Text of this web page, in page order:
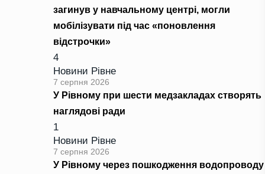
загинув у навчальному центрі, могли
мобілізувати під час «поновлення
відстрочки»
4
Новини Рівне
7 серпня 2026
У Рівному при шести медзакладах створять
наглядові ради
1
Новини Рівне
7 серпня 2026
У Рівному через пошкодження водопроводу